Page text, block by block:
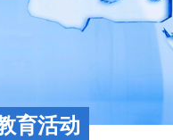
育活动